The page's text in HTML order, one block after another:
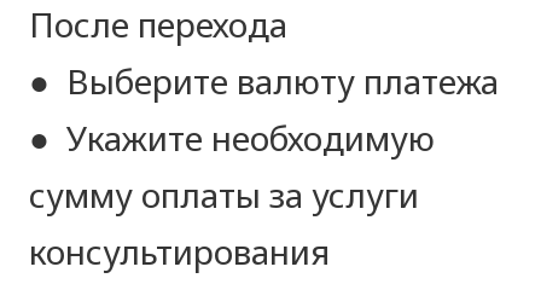
После перехода
● Выберите валюту платежа
● Укажите необходимую
сумму оплаты за услуги
консультирования